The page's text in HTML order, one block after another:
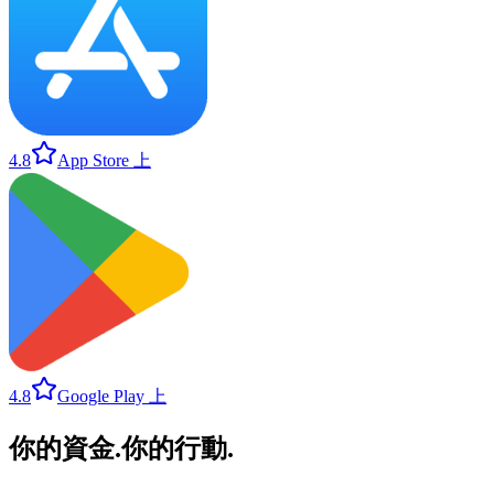
4.8 App Store 上
4.8 Google Play 上
你的資金.你的行動.